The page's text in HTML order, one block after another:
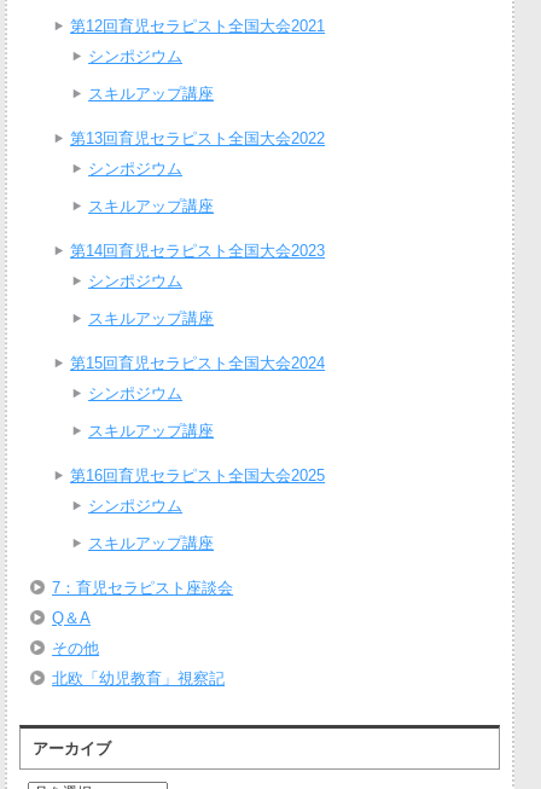
第12回育児セラピスト全国大会2021
シンポジウム
スキルアップ講座
第13回育児セラピスト全国大会2022
シンポジウム
スキルアップ講座
第14回育児セラピスト全国大会2023
シンポジウム
スキルアップ講座
第15回育児セラピスト全国大会2024
シンポジウム
スキルアップ講座
第16回育児セラピスト全国大会2025
シンポジウム
スキルアップ講座
7：育児セラピスト座談会
Q＆A
その他
北欧「幼児教育」視察記
アーカイブ